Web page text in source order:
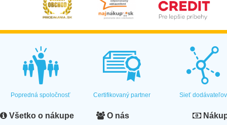
Popredná spoločnosť Certifikovaný partner Sieť dodávateľov
Všetko o nákupe O nás